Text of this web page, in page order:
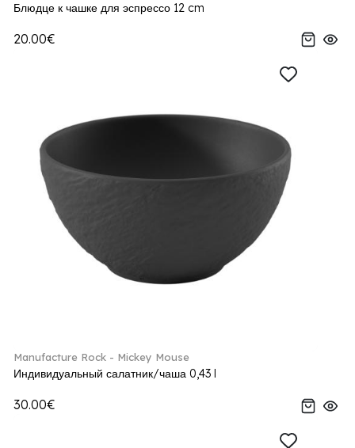
Блюдце к чашке для эспрессо 12 cm
20.00€
Manufacture Rock - Mickey Mouse
Индивидуальный салатник/чаша 0,43 l
30.00€